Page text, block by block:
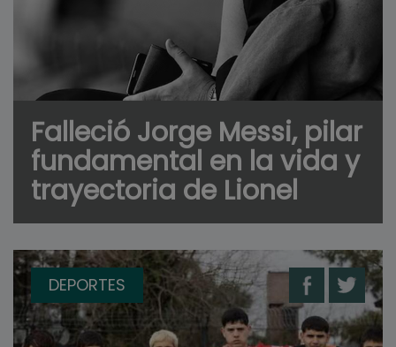
Falleció Jorge Messi, pilar
fundamental en la vida y
trayectoria de Lionel
DEPORTES